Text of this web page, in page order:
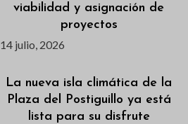
viabilidad y asignación de
proyectos
14 julio, 2026
La nueva isla climática de la
Plaza del Postiguillo ya está
lista para su disfrute